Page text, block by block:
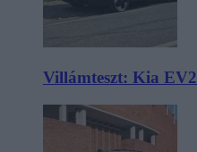
Villámteszt: Kia EV2